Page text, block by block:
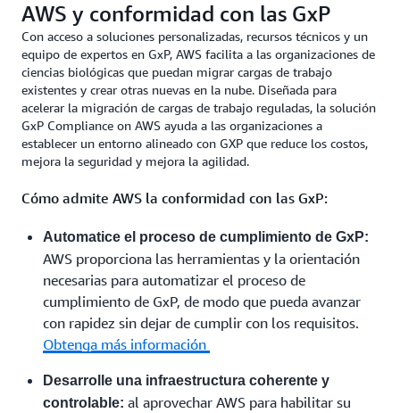
AWS y conformidad con las GxP
Con acceso a soluciones personalizadas, recursos técnicos y un
equipo de expertos en GxP, AWS facilita a las organizaciones de
ciencias biológicas que puedan migrar cargas de trabajo
existentes y crear otras nuevas en la nube. Diseñada para
acelerar la migración de cargas de trabajo reguladas, la solución
GxP Compliance on AWS ayuda a las organizaciones a
establecer un entorno alineado con GXP que reduce los costos,
mejora la seguridad y mejora la agilidad.
Cómo admite AWS la conformidad con las GxP:
Automatice el proceso de cumplimiento de GxP:
AWS proporciona las herramientas y la orientación
necesarias para automatizar el proceso de
cumplimiento de GxP, de modo que pueda avanzar
con rapidez sin dejar de cumplir con los requisitos.
Obtenga más información
Desarrolle una infraestructura coherente y
controlable: al aprovechar AWS para habilitar su